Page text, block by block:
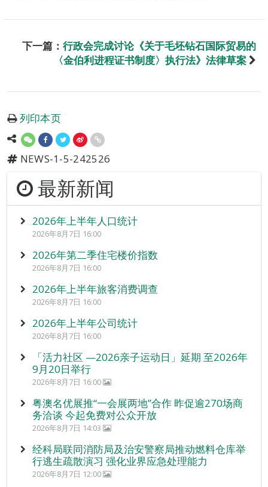
下一篇： 行政会完成讨论《关于毛坯钻石国际贸易的
〈金伯利进程证书制度〉执行法》法律草案
列印本页
NEWS-1-5-242526
最新新闻
2026年上半年人口统计
2026年8月7日 16:00
2026年第二季住宅楼价指数
2026年8月7日 16:00
2026年上半年旅客消费调查
2026年8月7日 16:00
2026年上半年公司统计
2026年8月7日 16:00
「活力社区 —2026亲子运动日」延期 至2026年
9月20日举行
2026年8月7日 16:00
粤澳名优展推“一会展两地”合作 昨促逾270场商
务洽谈 今起免费对公众开放
2026年8月7日 14:03
经科局联同消防局及治安警察局推动燃料仓库举
行逃生疏散演习 强化业界应急处理能力
2026年8月7日 12:00